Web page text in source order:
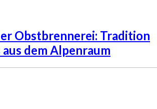
Obstbrennerei: Tradition
aus dem Alpenraum